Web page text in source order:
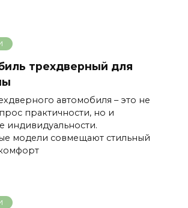
трехдверный для
автомобиля – это не
практичности, но и
индивидуальности.
модели совмещают стильный